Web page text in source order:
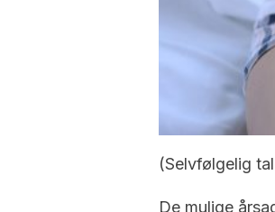
(Selvfølgelig
De mulige